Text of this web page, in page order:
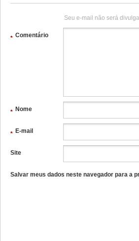
Seu e-mail não será
Comentário
*
Nome
*
E-mail
*
Site
Salvar meus dados neste navegador para a